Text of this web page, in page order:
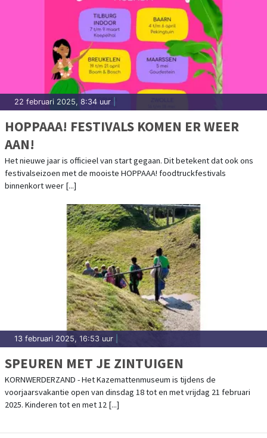
22 februari 2025, 8:34 uur
HOPPAAA! FESTIVALS KOMEN ER WEER
AAN!
Het nieuwe jaar is officieel van start gegaan. Dit betekent dat ook ons
festivalseizoen met de mooiste HOPPAAA! foodtruckfestivals
binnenkort weer [...]
13 februari 2025, 16:53 uur
SPEUREN MET JE ZINTUIGEN
KORNWERDERZAND - Het Kazemattenmuseum is tijdens de
voorjaarsvakantie open van dinsdag 18 tot en met vrijdag 21 februari
2025. Kinderen tot en met 12 [...]